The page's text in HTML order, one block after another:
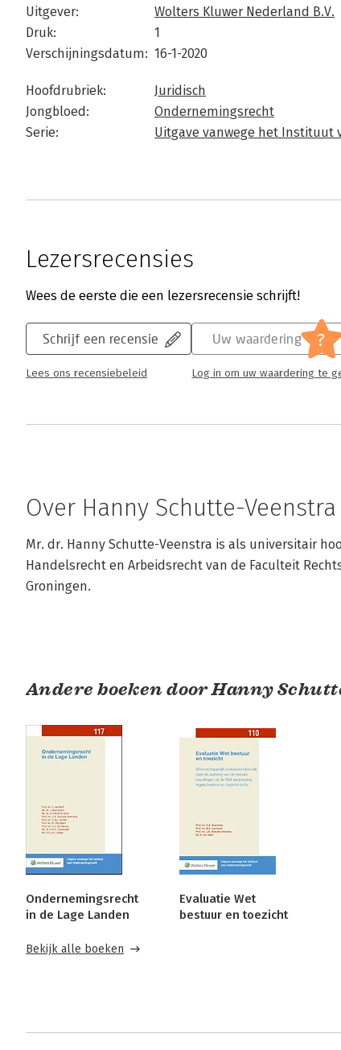
Uitgever:
Wolters Kluwer Nederland B.V.
Druk:
1
Verschijningsdatum: 16-1-2020
Hoofdrubriek:
Juridisch
Jongbloed:
Ondernemingsrecht
Serie:
Uitgave vanwege het Instituut
Lezersrecensies
Wees de eerste die een lezersrecensie schrijft!
Schrijf een recensie
Lees ons recensiebeleid
Uw waardering ?
Log in om uw waardering te
Over Hanny Schutte-Veenstra
Mr. dr. Hanny Schutte-Veenstra is als universitair
Handelsrecht en Arbeidsrecht van de Faculteit
Groningen.
Andere boeken door Hanny
Ondernemingsrecht
in de Lage Landen
Evaluatie Wet
bestuur en toezicht
Bekijk alle boeken